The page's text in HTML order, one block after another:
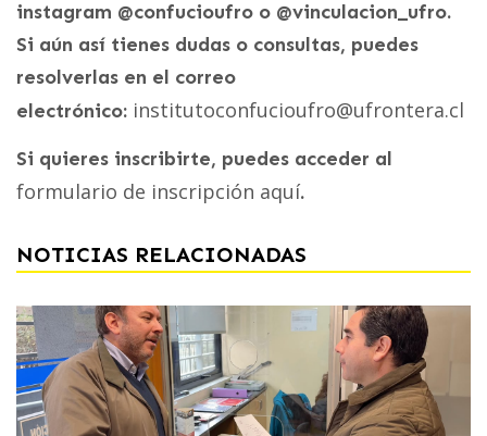
instagram @confucioufro o @vinculacion_ufro.
Si aún así tienes dudas o consultas, puedes
resolverlas en el correo
electrónico: institutoconfucioufro@ufrontera.cl
Si quieres inscribirte, puedes acceder al
formulario de inscripción aquí.
NOTICIAS RELACIONADAS